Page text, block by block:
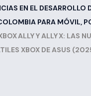
EN EL DESARROLLO
PARA MÓVIL,
ALLY Y ALLY X: LAS
XBOX DE ASUS